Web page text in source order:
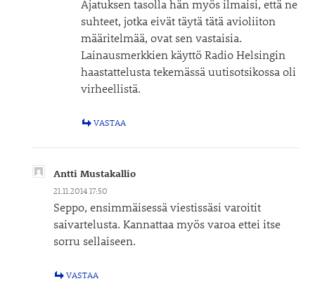
Ajatuksen tasolla hän myös ilmaisi, että ne
suhteet, jotka eivät täytä tätä avioliiton
määritelmää, ovat sen vastaisia.
Lainausmerkkien käyttö Radio Helsingin
haastattelusta tekemässä uutisotsikossa oli
virheellistä.
VASTAA
Antti Mustakallio
21.11.2014 17:50
Seppo, ensimmäisessä viestissäsi varoitit
saivartelusta. Kannattaa myös varoa ettei itse
sorru sellaiseen.
VASTAA